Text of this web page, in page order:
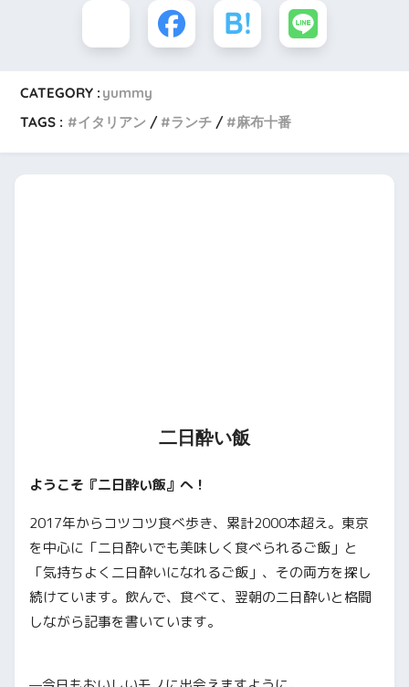
CATEGORY : yummy
TAGS :
イタリアン ランチ 麻布十番
二日酔い飯
ようこそ『二日酔い飯』へ！
2017年からコツコツ食べ歩き、累計2000本超え。東京
を中心に「二日酔いでも美味しく食べられるご飯」と
「気持ちよく二日酔いになれるご飯」、その両方を探し
続けています。飲んで、食べて、翌朝の二日酔いと格闘
しながら記事を書いています。